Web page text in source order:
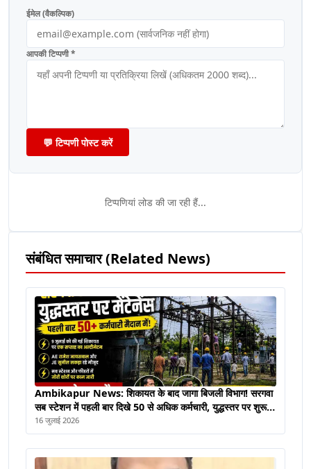
ईमेल (वैकल्पिक)
आपकी टिप्पणी *
💬 टिप्पणी पोस्ट करें
टिप्पणियां लोड की जा रही हैं...
संबंधित समाचार (Related News)
Ambikapur News: शिकायत के बाद जागा बिजली विभाग! सरगवा
सब स्टेशन में पहली बार दिखे 50 से अधिक कर्मचारी, युद्धस्तर पर शुरू
हुआ मेंटेनेंस
16 जुलाई 2026